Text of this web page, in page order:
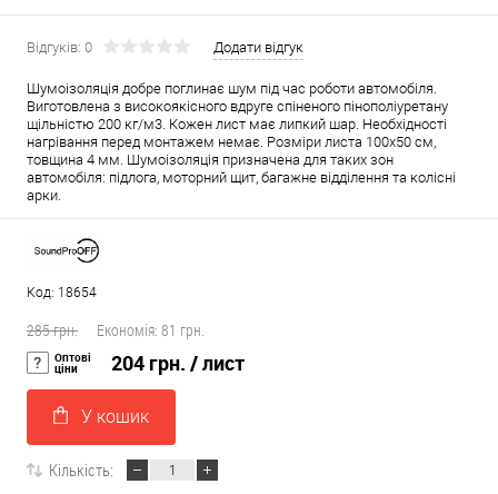
Відгуків: 0 Додати відгук
Шумоізоляція добре поглинає шум під час роботи автомобіля.
Виготовлена з високоякісного вдруге спіненого пінополіуретану
щільністю 200 кг/м3. Кожен лист має липкий шар. Необхідності
нагрівання перед монтажем немає. Розміри листа 100х50 см,
товщина 4 мм. Шумоізоляція призначена для таких зон
автомобіля: підлога, моторний щит, багажне відділення та колісні
арки.
Код: 18654
285 грн. Економія: 81 грн.
Оптові
ціни 204 грн. / лист
У кошик
Кількість: